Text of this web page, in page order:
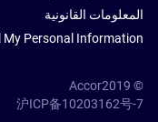
المعلومات القانونية
My Personal Information
© Accor2019
沪ICP备10203162号-7